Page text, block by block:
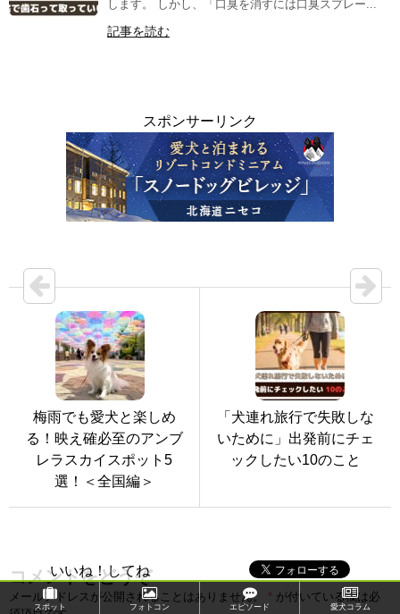
いいね！してね
します。 しかし、「口臭を消すには口臭スプレー...
記事を読む
スポンサーリンク
梅雨でも愛犬と楽しめ
る！映え確必至のアンブ
レラスカイスポット5
選！＜全国編＞
「犬連れ旅行で失敗しな
いために」出発前にチェ
ックしたい10のこと
コメントをどうぞ
メールアドレスが公開されることはありません。 * が付いている欄は必
スポット フォトコン エピソード 愛犬コラム